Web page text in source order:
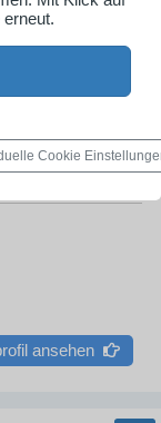
ansehen
Cookie